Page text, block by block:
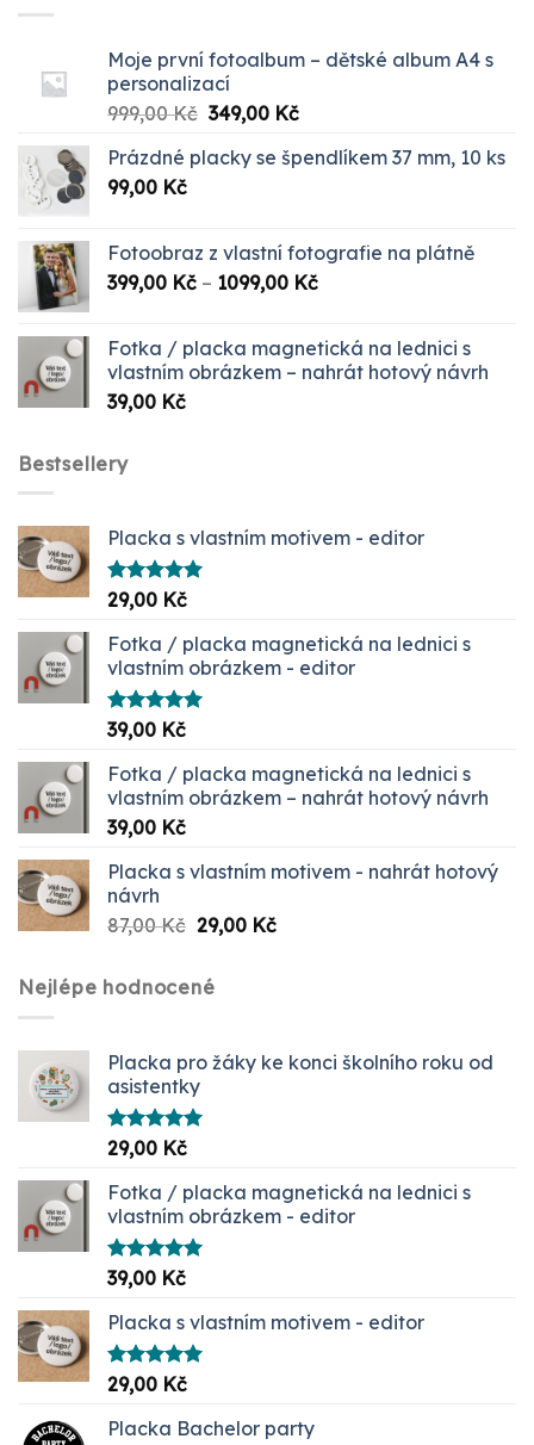
Moje první fotoalbum – dětské album A4 s
personalizací
999,00Kč Původní
byla:
349,00 KčAktuální
je:
Prázdné placky se špendlíkem 37 mm, 10 ks
99,00 Kč
Fotoobraz z vlastní fotografie na plátně
399,00 Kč – 1099,00 KčRozpětí
až
1099,00 Kč
Fotka / placka magnetická na lednici s
vlastním obrázkem – nahrát hotový návrh
39,00 Kč
Bestsellery
Placka s vlastním motivem - editor
Hodnocení
5.00
29,00 Kč
Fotka / placka magnetická na lednici s
vlastním obrázkem - editor
Hodnocení
5.00
39,00 Kč
Fotka / placka magnetická na lednici s
vlastním obrázkem – nahrát hotový návrh
39,00 Kč
Placka s vlastním motivem - nahrát hotový
návrh
87,00Kč Původní
byla:
87,00 Kč.
29,00 KčAktuální
Nejlépe hodnocené
Placka pro žáky ke konci školního roku od
asistentky
Hodnocení
5.00
29,00 Kč
Fotka / placka magnetická na lednici s
vlastním obrázkem - editor
Hodnocení
5.00
39,00 Kč
Placka s vlastním motivem - editor
Hodnocení
5.00
29,00 Kč
Placka Bachelor party